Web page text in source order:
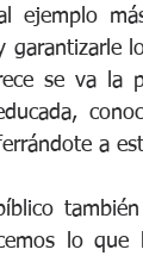
ejemplo
garantizarle
se va la
a
lo que